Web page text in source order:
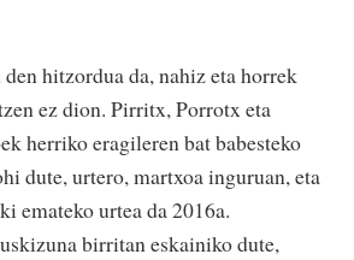
hitzordua da, nahiz eta horrek
ez dion. Pirritx, Porrotx eta
herriko eragileren bat babesteko
dute, urtero, martxoa inguruan, eta
emateko urtea da 2016a.
birritan eskainiko dute,